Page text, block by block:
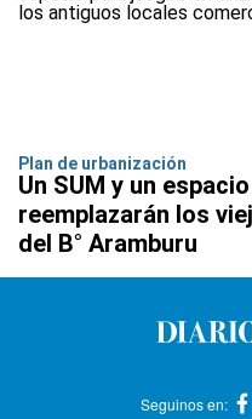
Plan de urbanización
Un SUM y un
reemplazarán los
del B° Aramburu
Seguinos en: